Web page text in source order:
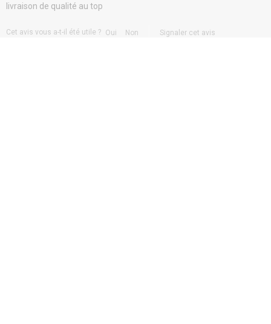
livraison de qualité au top
Cet avis vous a-t-il été utile ? Oui Non Signaler cet avis